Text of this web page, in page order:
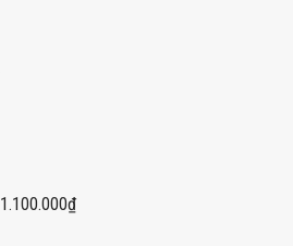
1.100.000₫